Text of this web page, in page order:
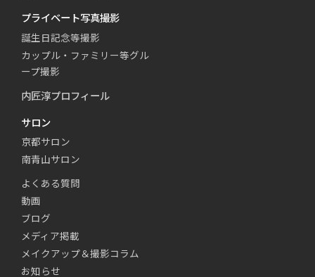
プライベート写真撮影
誕生日記念等撮影
カップル・ファミリー等グル
ープ撮影
内匠淳プロフィール
サロン
京都サロン
南青山サロン
よくある質問
動画
ブログ
メディア掲載
メイクアップ＆撮影コラム
お知らせ